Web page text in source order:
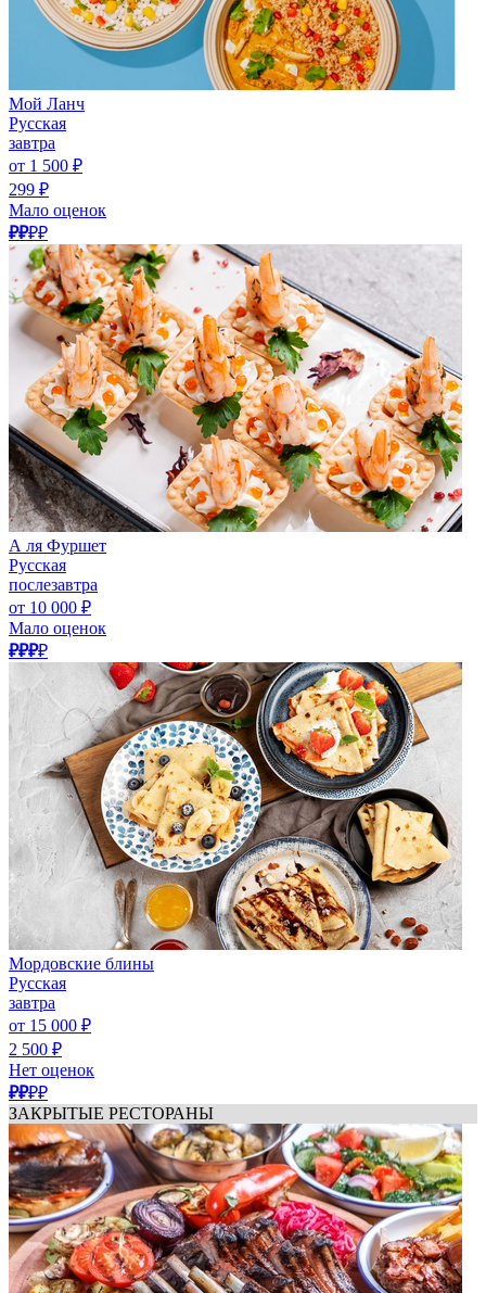
Мой Ланч
Русская
завтра
от 1 500 ₽
299 ₽
Мало оценок
₽₽₽₽
А ля Фуршет
Русская
послезавтра
от 10 000 ₽
Мало оценок
₽₽₽₽
Мордовские блины
Русская
завтра
от 15 000 ₽
2 500 ₽
Нет оценок
₽₽₽₽
ЗАКРЫТЫЕ РЕСТОРАНЫ